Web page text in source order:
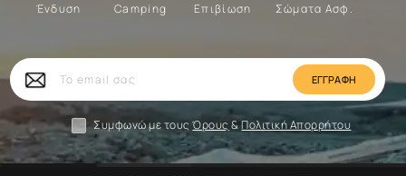
Σώματα Ασφ.
Επιβίωση
Camping
Ένδυση
Το
email
σας
Συμφωνώ με τουςΌρους &Πολιτική Απορρήτου